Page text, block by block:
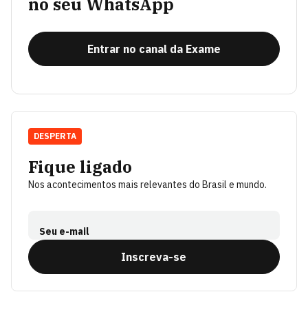
Entrar no canal da Exame
Fique ligado
Nos acontecimentos mais relevantes do Brasil e mundo.
Seu e-mail
Inscreva-se
DESPERTA